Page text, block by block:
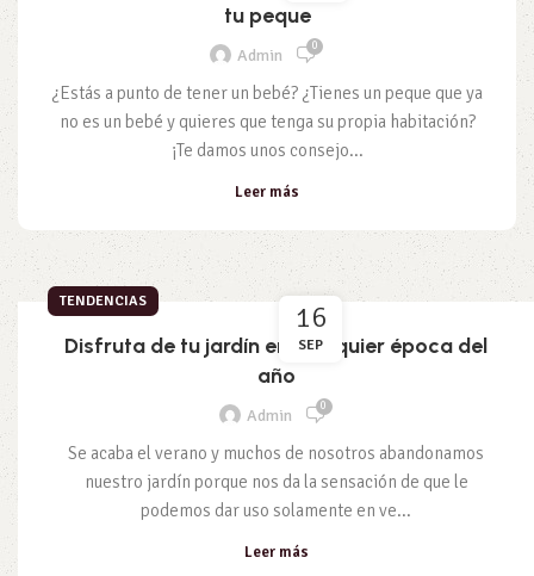
tu peque
Admin 0
¿Estás a punto de tener un bebé? ¿Tienes un peque que ya
no es un bebé y quieres que tenga su propia habitación?
¡Te damos unos consejo...
Leer más
16
SEP
TENDENCIAS
Disfruta de tu jardín en cualquier época del
año
Admin 0
Se acaba el verano y muchos de nosotros abandonamos
nuestro jardín porque nos da la sensación de que le
podemos dar uso solamente en ve...
Leer más